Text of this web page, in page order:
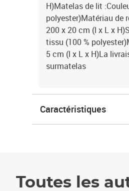
H)Matelas de lit
polyester)Matériau de
200 x 20 cm (l x L x
tissu (100 %
5 cm (l x L x H)La
surmatelas
Caractéristiques
Toutes les